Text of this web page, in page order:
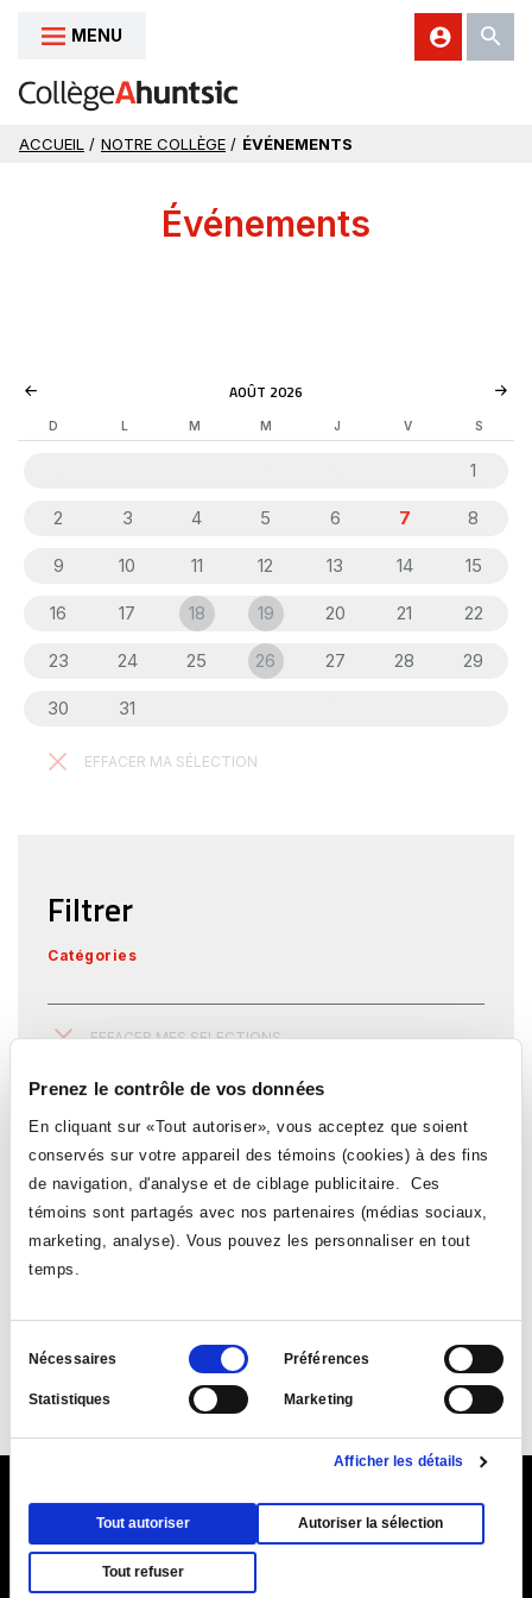
Prenez le contrôle de vos données
En cliquant sur «Tout autoriser», vous acceptez que soient
conservés sur votre appareil des témoins (cookies) à des fins
de navigation, d'analyse et de ciblage publicitaire. Ces
témoins sont partagés avec nos partenaires (médias sociaux,
marketing, analyse). Vous pouvez les personnaliser en tout
temps.
Sélection
consentement
Nécessaires Préférences
Statistiques Marketing
Afficher les détails
Tout autoriser Autoriser la sélection
Tout refuser
Aller au contenu
MENU
ACCUEIL / NOTRE COLLÈGE / ÉVÉNEMENTS
Événements
AOÛT 2026
D L M M J V S
1
2 3 4 5 6 7 8
9 10 11 12 13 14 15
16 17 18 19 20 21 22
23 24 25 26 27 28 29
30 31
EFFACER MA SÉLECTION
Filtrer
Catégories
EFFACER MES SELECTIONS
RÉSULTAT:0 ÉVÉNEMENT
Suivez-nous
lien
une
nouvelle
fenêtre
Ce
lien
nouvelle
Ce
lien
s'ouvrira
une
nouvelle
lien
s'ouvrira
une
nouvelle
9155, rue Saint-Hubert, Montréal (Québec) H2M 1Y8
Ce
lien
Plan du Collège (PDF)Ce| Annuaire | Coordonnées et